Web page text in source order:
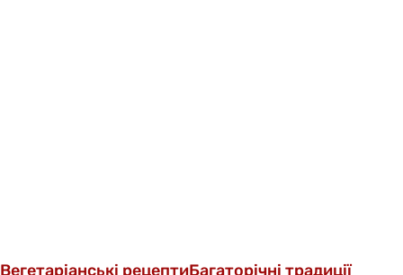
Вегетаріанські рецептиБагаторічні традиції